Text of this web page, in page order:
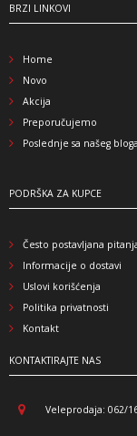
BRZI LINKOVI
Home
Novo
Akcija
Preporučujemo
Poslednje sa našeg bloga
PODRŠKA ZA KUPCE
Često postavljana
Informacije o dostavi
Uslovi korišćenja
Politika privatnosti
Kontakt
KONTAKTIRAJTE NAS
Veleprodaja: 062/